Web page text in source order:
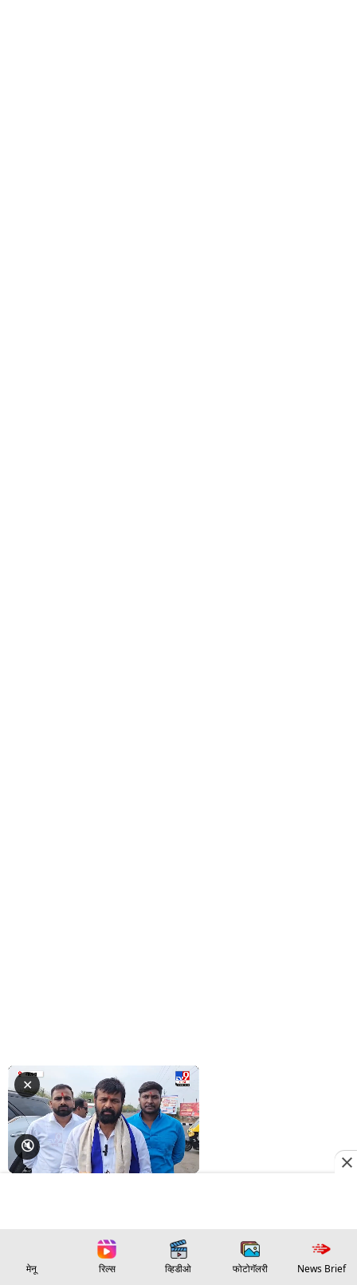
मेनू रिल्स व्हिडीओ फोटोगॅलरी News Brief